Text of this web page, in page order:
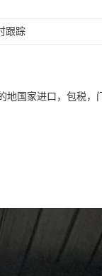
跟踪
国家进口，包税，门